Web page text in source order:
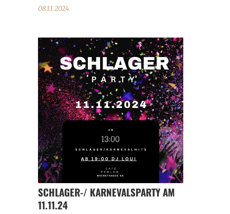
08.11.2024
SCHLAGER-/ KARNEVALSPARTY AM
11.11.24